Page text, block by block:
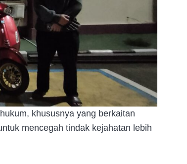
khususnya yang berkaitan
mencegah tindak kejahatan lebih